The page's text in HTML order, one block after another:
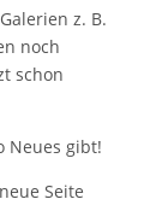
z. B.
noch
schon
Neues gibt!
Seite